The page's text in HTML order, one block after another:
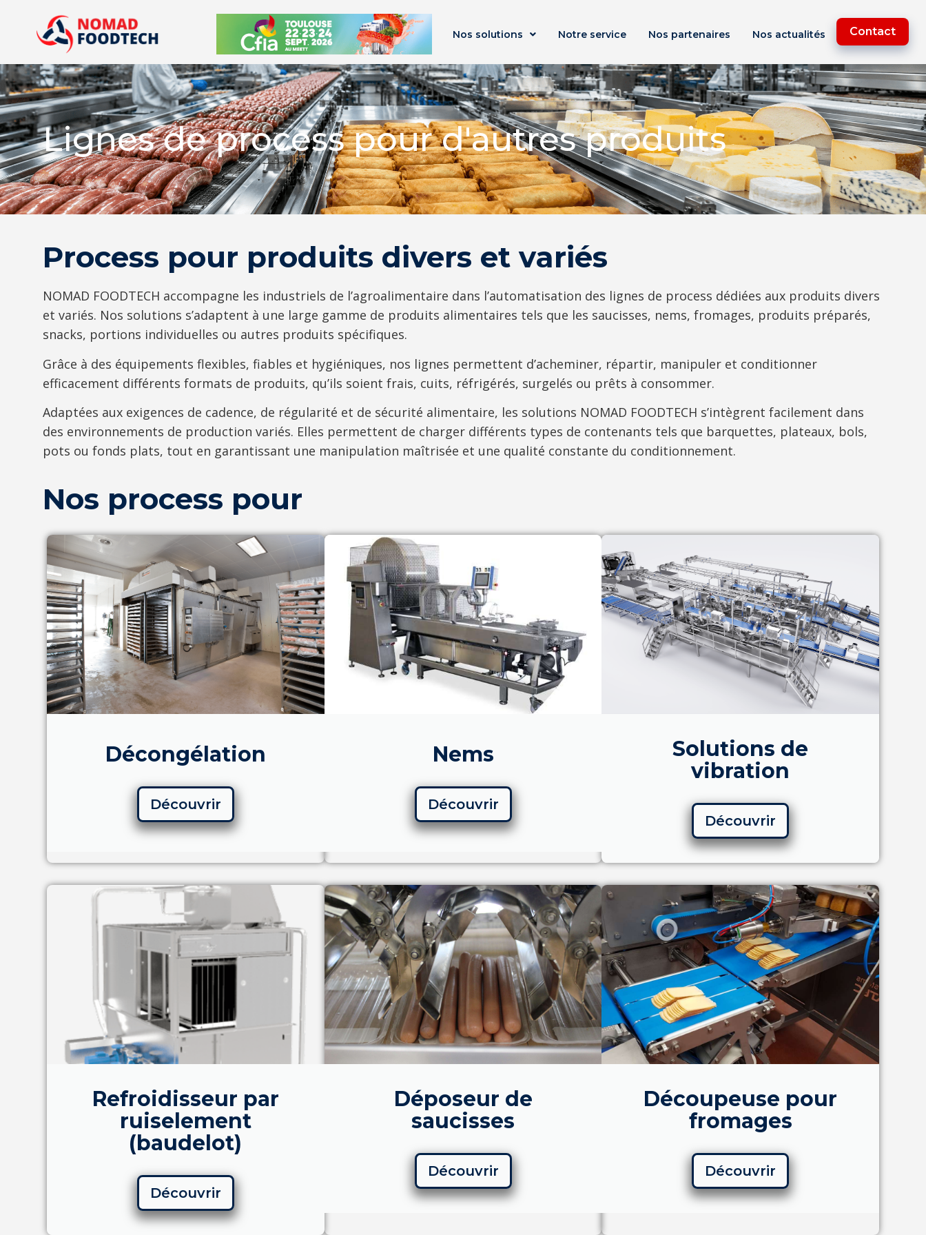
Nos solutions Notre service Nos partenaires Nos actualités Contact
Lignes de process pour d'autres produits
Process pour produits divers et variés
NOMAD FOODTECH accompagne les industriels de l’agroalimentaire dans l’automatisation des lignes de process dédiées aux produits divers
et variés. Nos solutions s’adaptent à une large gamme de produits alimentaires tels que les saucisses, nems, fromages, produits préparés,
snacks, portions individuelles ou autres produits spécifiques.
Grâce à des équipements flexibles, fiables et hygiéniques, nos lignes permettent d’acheminer, répartir, manipuler et conditionner
efficacement différents formats de produits, qu’ils soient frais, cuits, réfrigérés, surgelés ou prêts à consommer.
Adaptées aux exigences de cadence, de régularité et de sécurité alimentaire, les solutions NOMAD FOODTECH s’intègrent facilement dans
des environnements de production variés. Elles permettent de charger différents types de contenants tels que barquettes, plateaux, bols,
pots ou fonds plats, tout en garantissant une manipulation maîtrisée et une qualité constante du conditionnement.
Nos process pour
Décongélation
Découvrir
Nems
Découvrir
Solutions de
vibration
Découvrir
Refroidisseur par
ruiselement
(baudelot)
Découvrir
Déposeur de
saucisses
Découvrir
Découpeuse pour
fromages
Découvrir